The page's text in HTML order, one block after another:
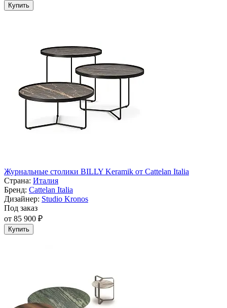
Купить
Журнальные столики BILLY Keramik от Cattelan Italia
Страна: Италия
Бренд: Cattelan Italia
Дизайнер: Studio Kronos
Под заказ
от 85 900 ₽
Купить